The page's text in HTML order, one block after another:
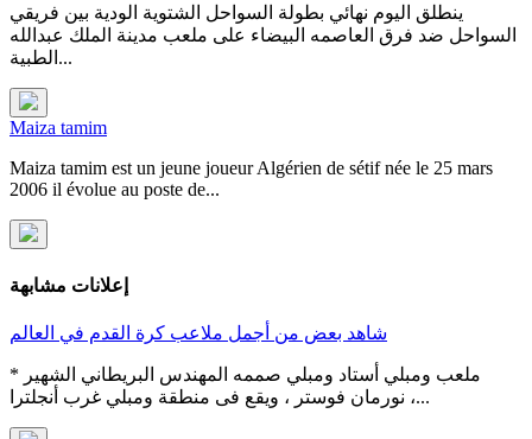
ينطلق اليوم نهائي بطولة السواحل الشتوية الودية بين فريقي
السواحل ضد فرق العاصمه البيضاء على ملعب مدينة الملك عبدالله
الطبية...
Maiza tamim
Maiza tamim est un jeune joueur Algérien de sétif née le 25 mars
2006 il évolue au poste de...
إعلانات مشابهة
شاهد بعض من أجمل ملاعب كرة القدم في العالم
* ملعب ومبلي أستاد ومبلي صممه المهندس البريطاني الشهير
نورمان فوستر ، ويقع فى منطقة ومبلي غرب أنجلترا ،...